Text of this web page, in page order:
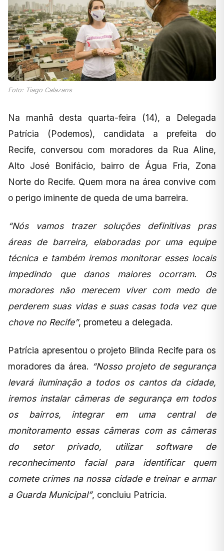
Foto: Tiago Calazans
Na manhã desta quarta-feira (14), a Delegada
Patrícia (Podemos), candidata a prefeita do
Recife, conversou com moradores da Rua Aline,
Alto José Bonifácio, bairro de Água Fria, Zona
Norte do Recife. Quem mora na área convive com
o perigo iminente de queda de uma barreira.
“Nós vamos trazer soluções definitivas pras
áreas de barreira, elaboradas por uma equipe
técnica e também iremos monitorar esses locais
impedindo que danos maiores ocorram. Os
moradores não merecem viver com medo de
perderem suas vidas e suas casas toda vez que
chove no Recife”, prometeu a delegada.
Patrícia apresentou o projeto Blinda Recife para os
moradores da área. “Nosso projeto de segurança
levará iluminação a todos os cantos da cidade,
iremos instalar câmeras de segurança em todos
os bairros, integrar em uma central de
monitoramento essas câmeras com as câmeras
do setor privado, utilizar software de
reconhecimento facial para identificar quem
comete crimes na nossa cidade e treinar e armar
a Guarda Municipal”, concluiu Patrícia.